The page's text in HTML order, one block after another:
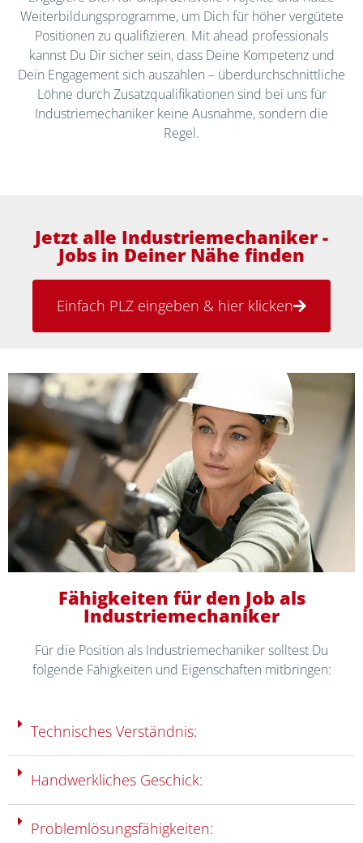
Weiterbildungsprogramme, um Dich für höher vergütete
Positionen zu qualifizieren. Mit ahead professionals
kannst Du Dir sicher sein, dass Deine Kompetenz und
Dein Engagement sich auszahlen – überdurchschnittliche
Löhne durch Zusatzqualifikationen sind bei uns für
Industriemechaniker keine Ausnahme, sondern die
Regel.
Jetzt alle Industriemechaniker -
Jobs in Deiner Nähe finden
Einfach PLZ eingeben & hier klicken
Fähigkeiten für den Job als
Industriemechaniker
Für die Position als Industriemechaniker solltest Du
folgende Fähigkeiten und Eigenschaften mitbringen:
Technisches Verständnis:
Handwerkliches Geschick:
Problemlösungsfähigkeiten: